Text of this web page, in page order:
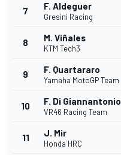
7 F. Aldeguer
Gresini Racing
8 M. Viñales
KTM Tech3
9 F. Quartararo
Yamaha MotoGP Team
10 F. Di Giannantonio
VR46 Racing Team
11 J. Mir
Honda HRC